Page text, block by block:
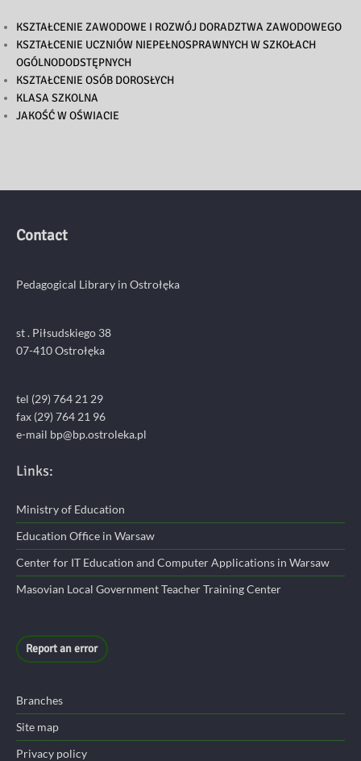
KSZTAŁCENIE ZAWODOWE I ROZWÓJ DORADZTWA ZAWODOWEGO
KSZTAŁCENIE UCZNIÓW NIEPEŁNOSPRAWNYCH W SZKOŁACH
OGÓLNODODSTĘPNYCH
KSZTAŁCENIE OSÓB DOROSŁYCH
KLASA SZKOLNA
JAKOŚĆ W OŚWIACIE
Contact
Pedagogical Library in Ostrołęka
st . Piłsudskiego 38
07-410 Ostrołęka
tel (29) 764 21 29
fax (29) 764 21 96
e-mail bp@bp.ostroleka.pl
Links:
Ministry of Education
Education Office in Warsaw
Center for IT Education and Computer Applications in Warsaw
Masovian Local Government Teacher Training Center
Report an error
Branches
Site map
Privacy policy